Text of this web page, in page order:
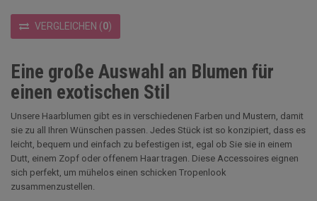
VERGLEICHEN (0)
Eine große Auswahl an Blumen für
einen exotischen Stil
Unsere Haarblumen gibt es in verschiedenen Farben und Mustern, damit
sie zu all Ihren Wünschen passen. Jedes Stück ist so konzipiert, dass es
leicht, bequem und einfach zu befestigen ist, egal ob Sie sie in einem
Dutt, einem Zopf oder offenem Haar tragen. Diese Accessoires eignen
sich perfekt, um mühelos einen schicken Tropenlook
zusammenzustellen.